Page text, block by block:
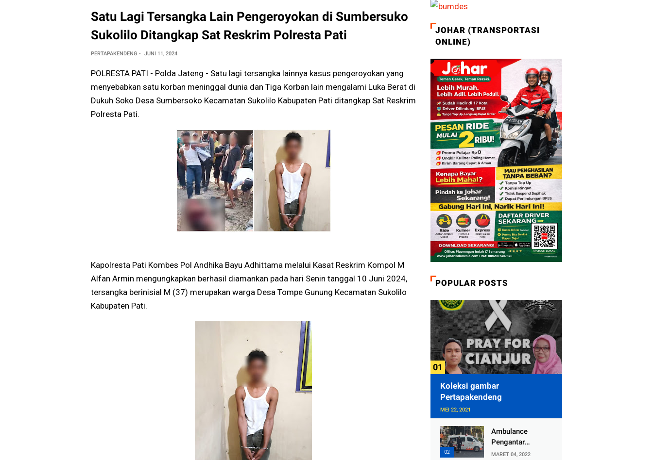
Satu Lagi Tersangka Lain Pengeroyokan di Sumbersuko
Sukolilo Ditangkap Sat Reskrim Polresta Pati
PERTAPAKENDENG JUNI 11, 2024
POLRESTA PATI - Polda Jateng - Satu lagi tersangka lainnya kasus pengeroyokan yang
menyebabkan satu korban meninggal dunia dan Tiga Korban lain mengalami Luka Berat di
Dukuh Soko Desa Sumbersoko Kecamatan Sukolilo Kabupaten Pati ditangkap Sat Reskrim
Polresta Pati.
Kapolresta Pati Kombes Pol Andhika Bayu Adhittama melalui Kasat Reskrim Kompol M
Alfan Armin mengungkapkan berhasil diamankan pada hari Senin tanggal 10 Juni 2024,
tersangka berinisial M (37) merupakan warga Desa Tompe Gunung Kecamatan Sukolilo
Kabupaten Pati.
JOHAR (TRANSPORTASI
ONLINE)
POPULAR POSTS
Koleksi gambar
Pertapakendeng
MEI 22, 2021
Ambulance
Pengantar
Jenazah Kepala
MARET 04, 2022